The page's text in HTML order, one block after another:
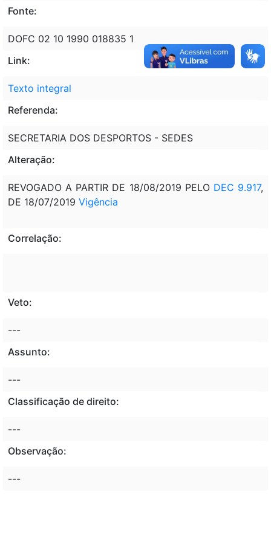
Fonte:
DOFC 02 10 1990 018835 1
Link:
Texto integral
Referenda:
SECRETARIA DOS DESPORTOS - SEDES
Alteração:
REVOGADO A PARTIR DE 18/08/2019 PELO DEC 9.917,
DE 18/07/2019 Vigência
Correlação:
Veto:
---
Assunto:
---
Classificação de direito:
---
Observação:
---